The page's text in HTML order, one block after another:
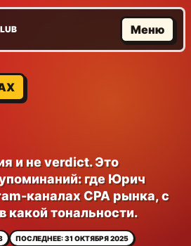
Меню
и не verdict. Это
где Юрич
каналах CPA рынка, с
какой тональности.
ПОСЛЕДНЕЕ: 31 ОКТЯБРЯ 2025